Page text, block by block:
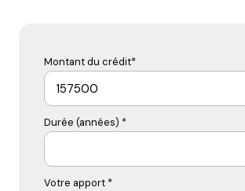
Montant du crédit*
Durée (années) *
Votre apport *